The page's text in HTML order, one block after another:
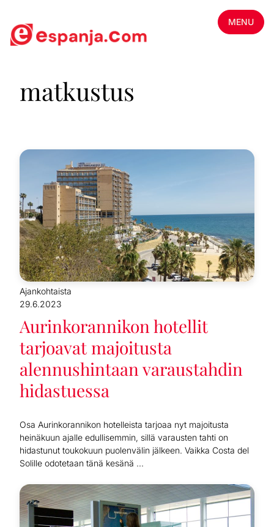
MENU
matkustus
Ajankohtaista
29.6.2023
Aurinkorannikon hotellit
tarjoavat majoitusta
alennushintaan varaustahdin
hidastuessa
Osa Aurinkorannikon hotelleista tarjoaa nyt majoitusta
heinäkuun ajalle edullisemmin, sillä varausten tahti on
hidastunut toukokuun puolenvälin jälkeen. Vaikka Costa del
Solille odotetaan tänä kesänä ...